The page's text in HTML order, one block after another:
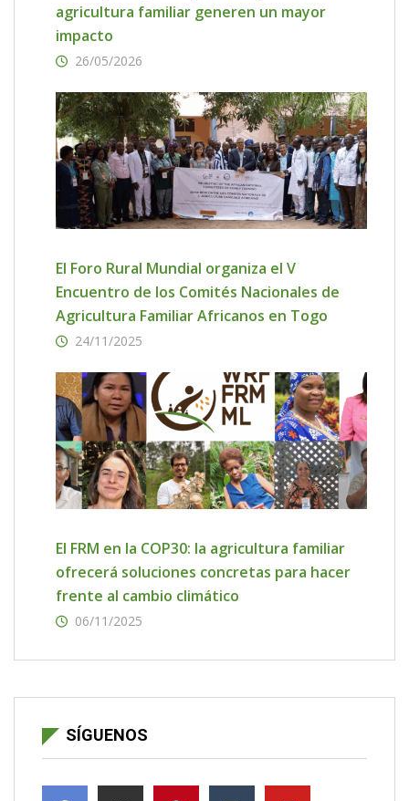
agricultura familiar generen un mayor
impacto
26/05/2026
El Foro Rural Mundial organiza el V
Encuentro de los Comités Nacionales de
Agricultura Familiar Africanos en Togo
24/11/2025
El FRM en la COP30: la agricultura familiar
ofrecerá soluciones concretas para hacer
frente al cambio climático
06/11/2025
SÍGUENOS